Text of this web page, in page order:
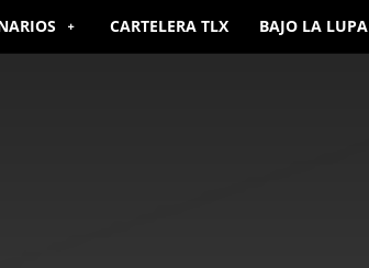
CARTELERA TLX BAJO LA LUPA